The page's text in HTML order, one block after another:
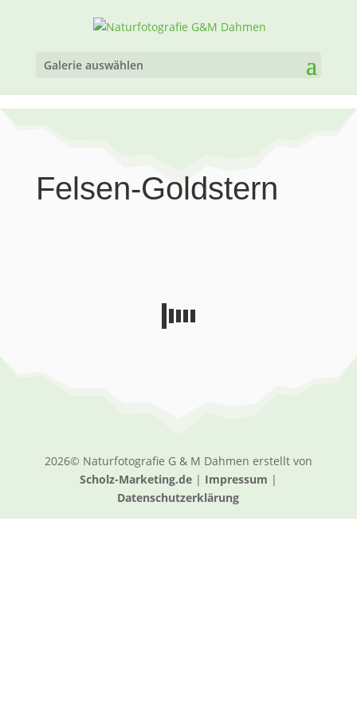
Galerie auswählen
Felsen-Goldstern
2026© Naturfotografie G & M Dahmen erstellt von
Scholz-Marketing.de| Impressum |
Datenschutzerklärung